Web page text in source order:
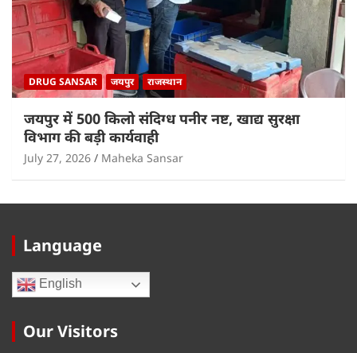
DRUG SANSAR जयपुर राजस्थान
जयपुर में 500 किलो संदिग्ध पनीर नष्ट, खाद्य सुरक्षा
विभाग की बड़ी कार्यवाही
July 27, 2026 Maheka Sansar
Language
English
Our Visitors